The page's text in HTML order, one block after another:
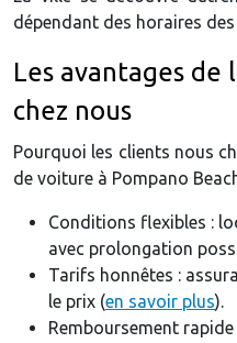
dépendant des horaires
Les avantages
chez nous
Pourquoi les clients nous
de voiture à Pompano
Conditions flexibles :
avec prolongation
Tarifs honnêtes :
le prix (en savoir plus).
Remboursement